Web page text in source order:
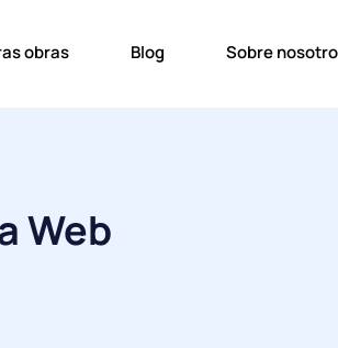
obras Blog Sobre
Web